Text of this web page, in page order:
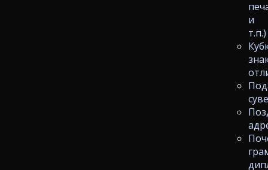
и
т.п.)